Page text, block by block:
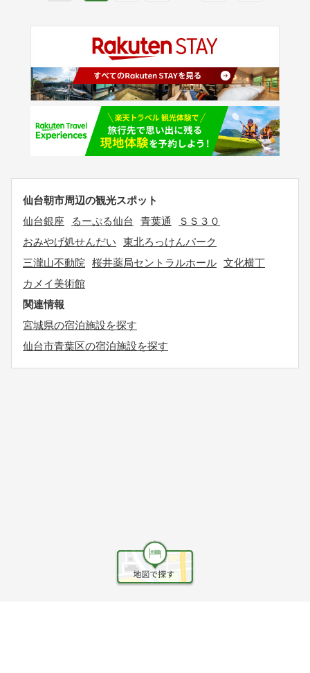
仙台朝市周辺の観光スポット
仙台銀座
るーぷる仙台 青葉通
ＳＳ３０
おみやげ処せんだい
東北ろっけんパーク
三瀧山不動院
桜井薬局セントラルホール 文化横丁
カメイ美術館
関連情報
宮城県の宿泊施設を探す
仙台市青葉区の宿泊施設を探す